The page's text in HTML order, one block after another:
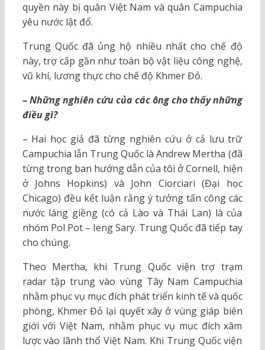
quyền này bị quân Việt Nam và quân Campuchia
yêu nước lật đổ.
Trung Quốc đã ủng hộ nhiều nhất cho chế độ
này, trợ cấp gần như toàn bộ vật liệu công nghệ,
vũ khí, lương thực cho chế độ Khmer Đỏ.
– Những nghiên cứu của các ông cho thấy những
điều gì?
– Hai học giả đã từng nghiên cứu ở cả lưu trữ
Campuchia lẫn Trung Quốc là Andrew Mertha (đã
từng trong ban hướng dẫn của tôi ở Cornell, hiện
ở Johns Hopkins) và John Ciorciari (Đại học
Chicago) đều kết luận rằng ý tưởng tấn công các
nước láng giềng (có cả Lào và Thái Lan) là của
nhóm Pol Pot – Ieng Sary. Trung Quốc đã tiếp tay
cho chúng.
Theo Mertha, khi Trung Quốc viện trợ trạm
radar tập trung vào vùng Tây Nam Campuchia
nhằm phục vụ mục đích phát triển kinh tế và quốc
phòng, Khmer Đỏ lại quyết xây ở vùng giáp biên
giới với Việt Nam, nhằm phục vụ mục đích xâm
lược vào lãnh thổ Việt Nam. Khi Trung Quốc viện